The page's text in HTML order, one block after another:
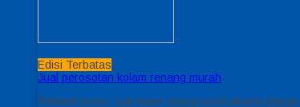
Edisi Terbatas
Jual perosotan kolam renang murah
Related posts: jual water playground jakarta